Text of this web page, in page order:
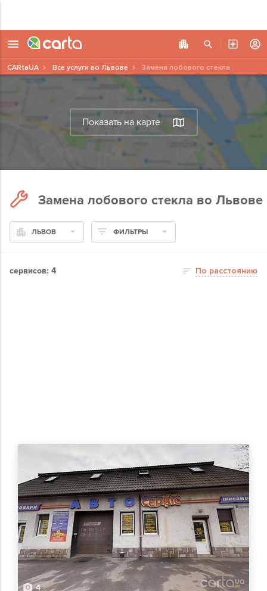
Показать на карте
CARtaUA Все услуги во Львове Замена лобового стекла
Замена лобового стекла во Львове
ЛЬВОВ ФИЛЬТРЫ
сервисов: 4 По расстоянию
4